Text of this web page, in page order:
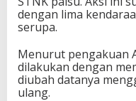
dengan lima
serupa.
Menurut pengakuan
dilakukan dengan
diubah datanya
ulang.